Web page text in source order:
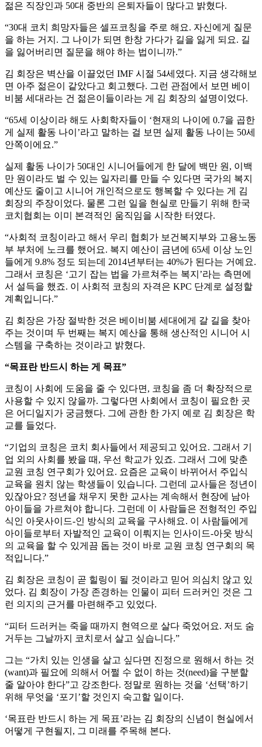
젊은 직장인과 50대 중반의 은퇴자들이 많다고 밝혔다.
“30대 코치 희망자들은 셀프코칭을 주로 해요. 자신에게 질문
을 하는 거지. 그 나이가 되면 한창 가다가 길을 잃게 되요. 길
을 잃어버리면 질문을 해야 하는 법이니까.”
김 회장은 벽산을 이끌었던 IMF 시절 54세였다. 지금 생각해보
면 아주 젊은이 같았다고 회고했다. 그런 관점에서 보면 베이
비붐 세대라는 건 젊은이들이라는 게 김 회장의 설명이었다.
“65세 이상이라 해도 사회학자들이 ‘현재의 나이에 0.7을 곱한
게 실제 활동 나이’라고 말하는 걸 보면 실제 활동 나이는 50세
안쪽이에요.”
실제 활동 나이가 50대인 시니어들에게 한 달에 백만 원, 이백
만 원이라도 벌 수 있는 일자리를 만들 수 있다면 국가의 복지
예산도 줄이고 시니어 개인적으로도 행복할 수 있다는 게 김
회장의 주장이었다. 물론 그런 일을 현실로 만들기 위해 한국
코치협회는 이미 본격적인 움직임을 시작한 터였다.
“사회적 코칭이라고 해서 우리 협회가 보건복지부와 고용노동
부 부처에 노크를 했어요. 복지 예산이 금년에 65세 이상 노인
들에게 9.8% 정도 되는데 2014년부터는 40%가 된다는 거예요.
그래서 코칭은 ‘고기 잡는 법을 가르쳐주는 복지’라는 측면에
서 설득을 했죠. 이 사회적 코칭의 자격은 KPC 단계로 설정할
계획입니다.”
김 회장은 가장 절박한 것은 베이비붐 세대에게 갈 길을 찾아
주는 것이며 두 번째는 복지 예산을 통해 생산적인 시니어 시
스템을 구축하는 것이라고 밝혔다.
“목표란 반드시 하는 게 목표”
코칭이 사회에 도움을 줄 수 있다면, 코칭을 좀 더 확장적으로
사용할 수 있지 않을까. 그렇다면 사회에서 코칭이 필요한 곳
은 어디일지가 궁금했다. 그에 관한 한 가지 예로 김 회장은 학
교를 들었다.
“기업의 코칭은 코치 회사들에서 제공되고 있어요. 그래서 기
업 외의 사회를 봤을 때, 우선 학교가 있죠. 그래서 그에 맞춘
교원 코칭 연구회가 있어요. 요즘은 교육이 바뀌어서 주입식
교육을 원치 않는 학생들이 있습니다. 그런데 교사들은 정년이
있잖아요? 정년을 채우지 못한 교사는 계속해서 현장에 남아
아이들을 가르쳐야 합니다. 그런데 이 사람들은 전형적인 주입
식인 아웃사이드-인 방식의 교육을 구사해요. 이 사람들에게
아이들로부터 자발적인 교육이 이뤄지는 인사이드-아웃 방식
의 교육을 할 수 있게끔 돕는 것이 바로 교원 코칭 연구회의 목
적입니다.”
김 회장은 코칭이 곧 힐링이 될 것이라고 믿어 의심치 않고 있
었다. 김 회장이 가장 존경하는 인물이 피터 드러커인 것은 그
런 의지의 근거를 마련해주고 있었다.
“피터 드러커는 죽을 때까지 현역으로 살다 죽었어요. 저도 숨
거두는 그날까지 코치로서 살고 싶습니다.”
그는 “가치 있는 인생을 살고 싶다면 진정으로 원해서 하는 것
(want)과 필요에 의해서 어쩔 수 없이 하는 것(need)을 구분할
줄 알아야 한다”고 강조한다. 정말로 원하는 것을 ‘선택’하기
위해 무엇을 ‘포기’할 것인지 숙고할 일이다.
‘목표란 반드시 하는 게 목표’라는 김 회장의 신념이 현실에서
어떻게 구현될지, 그 미래를 주목해 본다.